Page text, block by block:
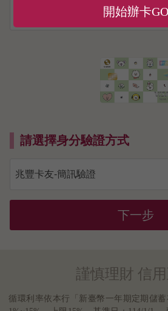
請選擇身分驗證方式
下一步
謹慎理財 信
循環利率依本行「新臺幣一年期定期儲
開始辦卡GO